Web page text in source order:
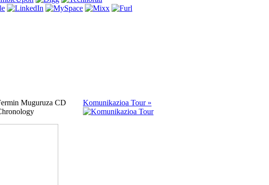
Muguruza CD
Komunikazioa Tour »